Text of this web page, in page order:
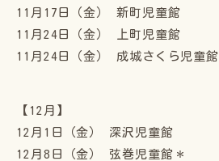
11月17日（金） 新町児童館
11月24日（金） 上町児童館
11月24日（金） 成城さくら児童館
【12月】
12月1日（金） 深沢児童館
12月8日（金） 弦巻児童館＊